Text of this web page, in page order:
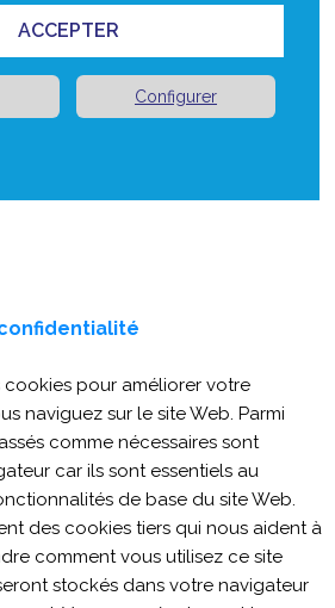
ACCEPTER
Configurer
cookies pour améliorer votre
naviguez sur le site Web. Parmi
comme nécessaires sont
car ils sont essentiels au
de base du site Web.
des cookies tiers qui nous aident à
comment vous utilisez ce site
stockés dans votre navigateur